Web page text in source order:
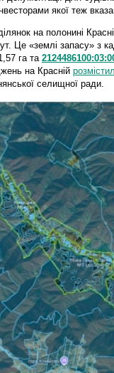
якої теж
на полонині
Це «землі запасу» з
га та
на Красній
селищної ради.